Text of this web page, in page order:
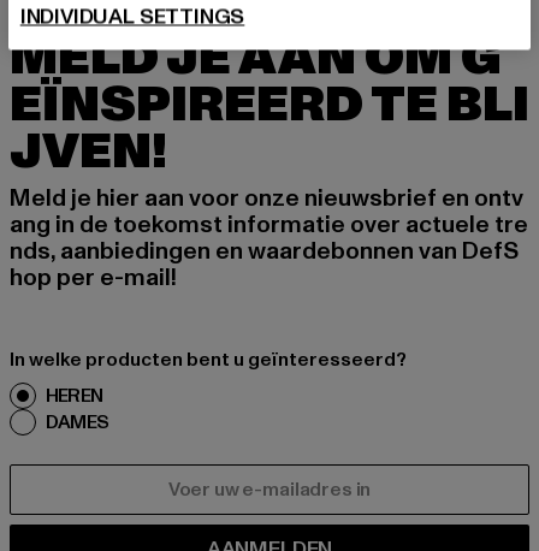
MELD JE AAN OM G
EÏNSPIREERD TE BLI
JVEN!
Meld je hier aan voor onze nieuwsbrief en ontv
ang in de toekomst informatie over actuele tre
nds, aanbiedingen en waardebonnen van DefS
hop per e-mail!
In welke producten bent u geïnteresseerd?
HEREN
DAMES
INDIVIDUAL SETTINGS